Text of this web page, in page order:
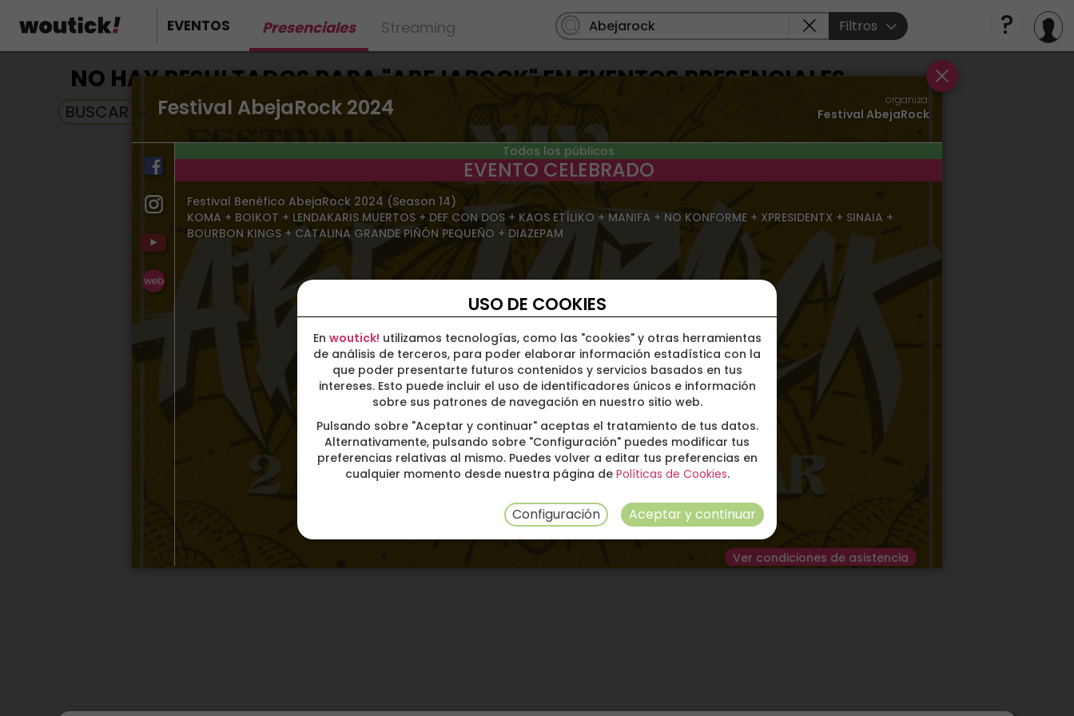
Festival AbejaRock 2024 organiza:
Festival AbejaRock
Todos los públicos
EVENTO CELEBRADO
Festival Benéfico AbejaRock 2024 (Season 14)
KOMA + BOIKOT + LENDAKARIS MUERTOS + DEF CON DOS + KAOS ETÍLIKO + MANIFA + NO KONFORME + XPRESIDENTX + SINAIA +
BOURBON KINGS + CATALINA GRANDE PIÑÓN PEQUEÑO + DIAZEPAM
Ver condiciones de asistencia
EVENTOS Presenciales Streaming Filtros
USO DE COOKIES
En woutick! utilizamos tecnologías, como las "cookies" y otras herramientas
de análisis de terceros, para poder elaborar información estadística con la
que poder presentarte futuros contenidos y servicios basados en tus
intereses. Esto puede incluir el uso de identificadores únicos e información
sobre sus patrones de navegación en nuestro sitio web.
Pulsando sobre "Aceptar y continuar" aceptas el tratamiento de tus datos.
Alternativamente, pulsando sobre "Configuración" puedes modificar tus
preferencias relativas al mismo. Puedes volver a editar tus preferencias en
cualquier momento desde nuestra página de Políticas de Cookies.
Configuración Aceptar y continuar
NO HAY RESULTADOS PARA "ABEJAROCK" EN EVENTOS PRESENCIALES
BUSCAR EN EVENTOS EN STREAMING